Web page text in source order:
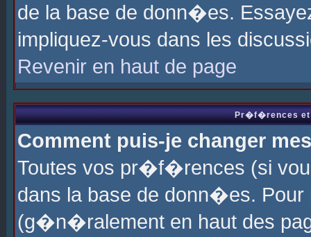
de la base de donn�es.
impliquez-vous dans les
Revenir en haut de page
Pr�f�rences et
Comment puis-je changer
Toutes vos pr�f�rences (si
dans la base de donn�es.
(g�n�ralement en haut des